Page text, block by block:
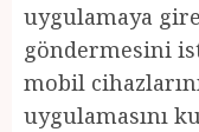
uygulamaya
göndermesini
mobil
uygulamasını